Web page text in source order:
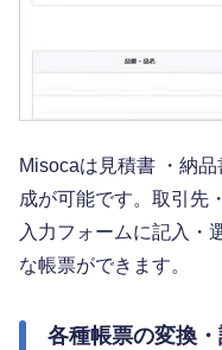
Misocaは見積書 ・納
成が可能です。取引先
入力フォームに記入・
な帳票ができます。
各種帳票の変換